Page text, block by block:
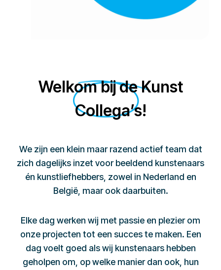
Welkom bij de Kunst
Collega’s!
We zijn een klein maar razend actief team dat
zich dagelijks inzet voor beeldend kunstenaars
én kunstliefhebbers, zowel in Nederland en
België, maar ook daarbuiten.
Elke dag werken wij met passie en plezier om
onze projecten tot een succes te maken. Een
dag voelt goed als wij kunstenaars hebben
geholpen om, op welke manier dan ook, hun